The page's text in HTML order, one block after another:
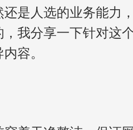
是人选的业务能力
，我分享一下针对这
容。